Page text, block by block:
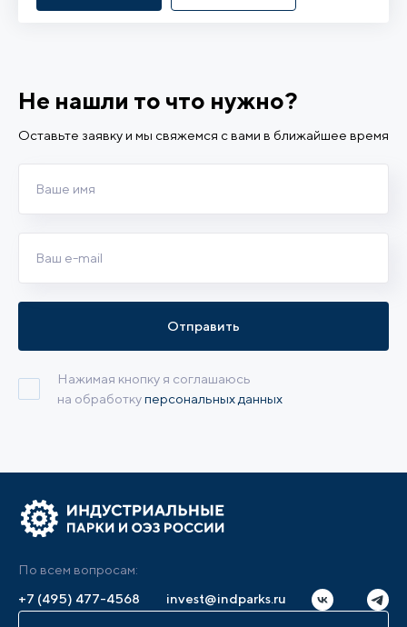
Не нашли то что нужно?
Оставьте заявку и мы свяжемся с вами в ближайшее время
Нажимая кнопку я соглашаюсь
на обработкуперсональных данных
Отправить
По всем вопросам:
+7 (495) 477-4568
invest@indparks.ru